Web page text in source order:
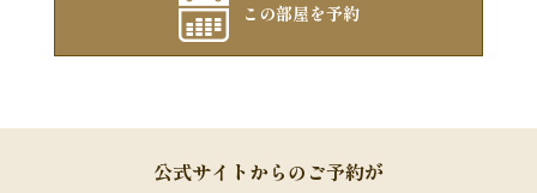
この部屋を予約
公式サイトからのご予約が